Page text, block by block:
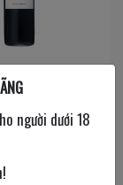
Cheval Des
Andes
ml/14%
người dưới 18